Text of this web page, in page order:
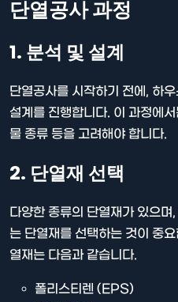
단열공사 과정
1. 분석 및 설계
단열공사를 시작하기 전에, 하
설계를 진행합니다. 이 과정에
물 종류 등을 고려해야 합니다.
2. 단열재 선택
다양한 종류의 단열재가 있으
는 단열재를 선택하는 것이 중
열재는 다음과 같습니다.
폴리스티렌 (EPS)